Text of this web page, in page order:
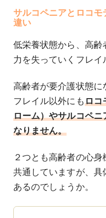
サルコペニアとロコ
違い
低栄養状態から、高
力を失っていくフレイ
高齢者が要介護状態に
フレイル以外にもロコ
ローム）やサルコペ
なりません。
２つとも高齢者の心
共通していますが、
あるのでしょうか。